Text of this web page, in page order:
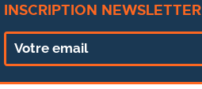
INSCRIPTION NEWSLETTER